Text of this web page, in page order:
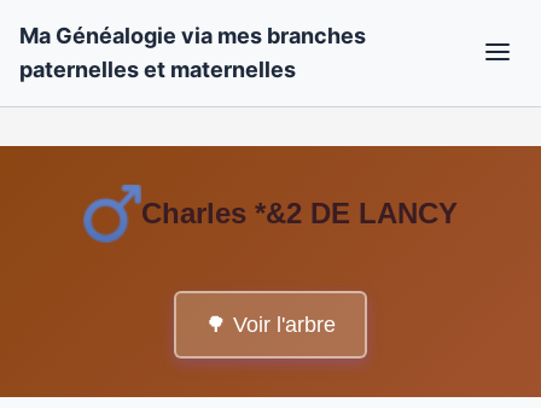
Ma Généalogie via mes branches
paternelles et maternelles
Charles *&2 DE LANCY
🌳 Voir l'arbre